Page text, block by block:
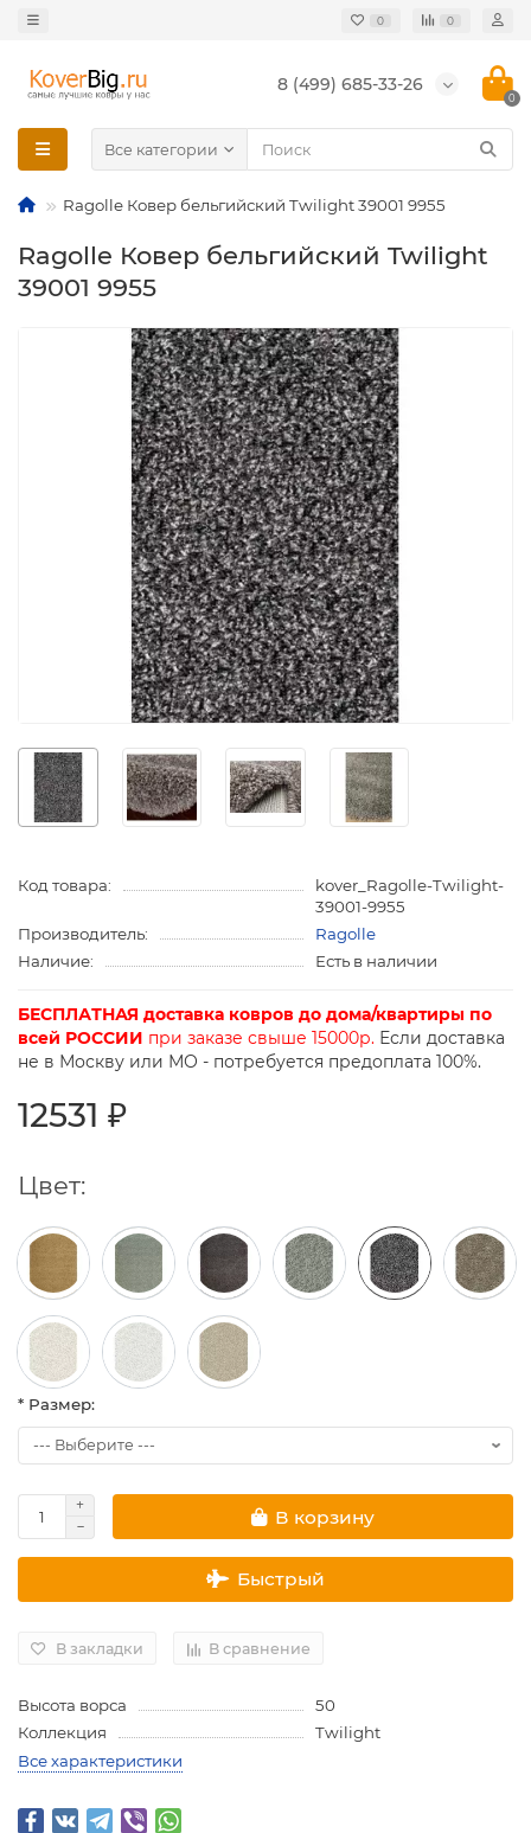
0 0
8 (499) 685-33-26
0
Все категории
Ragolle Ковер бельгийский Twilight 39001 9955
Ragolle Ковер бельгийский Twilight
39001 9955
Код товара:
kover_Ragolle-Twilight-
39001-9955
Производитель:
Ragolle
Наличие:
Есть в наличии
БЕСПЛАТНАЯ доставка ковров до дома/квартиры по
всей РОССИИ при заказе свыше 15000р. Если доставка
не в Москву или МО - потребуется предоплата 100%.
12531 ₽
Цвет:
* Размер:
В корзину
Быстрый
В закладки В сравнение
Высота ворса
50
Коллекция
Twilight
Все характеристики